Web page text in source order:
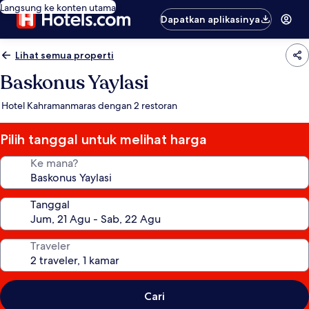
Langsung ke konten utama
Dapatkan aplikasinya
Lihat semua properti
Baskonus Yaylasi
Hotel Kahramanmaras dengan 2 restoran
Pilih tanggal untuk melihat harga
Ke mana?
Tanggal
Traveler
Cari